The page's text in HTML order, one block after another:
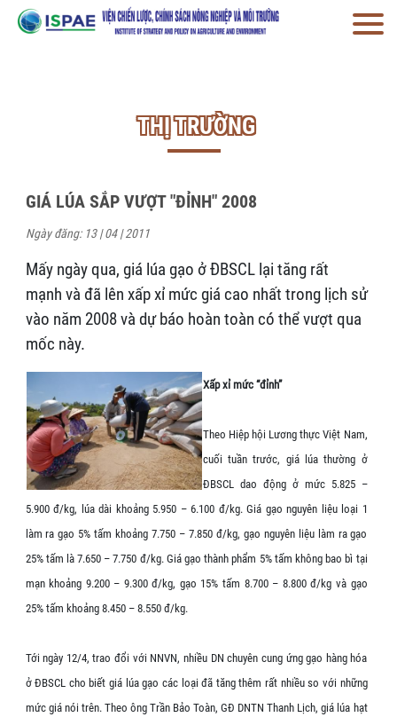
THỊ TRƯỜNG
GIÁ LÚA SẮP VƯỢT "ĐỈNH" 2008
Ngày đăng: 13 | 04 | 2011
Mấy ngày qua, giá lúa gạo ở ĐBSCL lại tăng rất
mạnh và đã lên xấp xỉ mức giá cao nhất trong lịch sử
vào năm 2008 và dự báo hoàn toàn có thể vượt qua
mốc này.
Xấp xỉ mức “đỉnh”
Theo Hiệp hội Lương thực Việt Nam,
cuối tuần trước, giá lúa thường ở
ĐBSCL dao động ở mức 5.825 –
5.900 đ/kg, lúa dài khoảng 5.950 – 6.100 đ/kg. Giá gạo nguyên liệu loại 1
làm ra gạo 5% tấm khoảng 7.750 – 7.850 đ/kg, gạo nguyên liệu làm ra gạo
25% tấm là 7.650 – 7.750 đ/kg. Giá gạo thành phẩm 5% tấm không bao bì tại
mạn khoảng 9.200 – 9.300 đ/kg, gạo 15% tấm 8.700 – 8.800 đ/kg và gạo
25% tấm khoảng 8.450 – 8.550 đ/kg.
Tới ngày 12/4, trao đổi với NNVN, nhiều DN chuyên cung ứng gạo hàng hóa
ở ĐBSCL cho biết giá lúa gạo các loại đã tăng thêm rất nhiều so với những
mức giá nói trên. Theo ông Trần Bảo Toàn, GĐ DNTN Thanh Lịch, giá lúa hạt